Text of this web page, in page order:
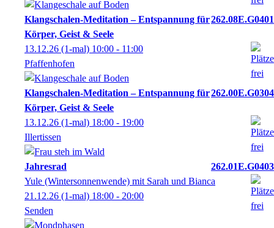
Klangschalen-Meditation – Entspannung für
Körper, Geist & Seele
262.08E.G0401
13.12.26 (1-mal) 10:00 - 11:00
Pfaffenhofen
Klangschalen-Meditation – Entspannung für
Körper, Geist & Seele
262.00E.G0304
13.12.26 (1-mal) 18:00 - 19:00
Illertissen
Jahresrad
262.01E.G0403
Yule (Wintersonnenwende) mit Sarah und Bianca
21.12.26 (1-mal) 18:00 - 20:00
Senden